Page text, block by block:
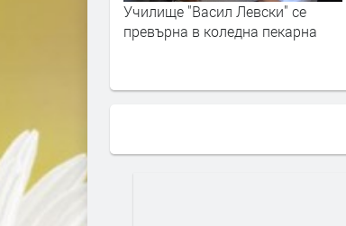
Училище "Васил Левски" се
превърна в коледна пекарна